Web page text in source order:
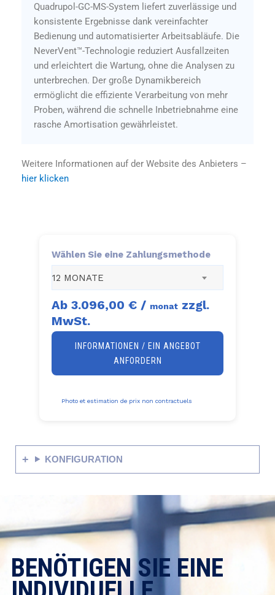
Quadrupol-GC-MS-System liefert zuverlässige und
konsistente Ergebnisse dank vereinfachter
Bedienung und automatisierter Arbeitsabläufe. Die
NeverVent™-Technologie reduziert Ausfallzeiten
und erleichtert die Wartung, ohne die Analysen zu
unterbrechen. Der große Dynamikbereich
ermöglicht die effiziente Verarbeitung von mehr
Proben, während die schnelle Inbetriebnahme eine
rasche Amortisation gewährleistet.
Weitere Informationen auf der Website des Anbieters –
hier klicken
Wählen Sie eine Zahlungsmethode
12 MONATE
Ab 3.096,00 € / monat zzgl.
MwSt.
INFORMATIONEN / EIN ANGEBOT
ANFORDERN
Photo et estimation de prix non contractuels
KONFIGURATION
BENÖTIGEN SIE EINE